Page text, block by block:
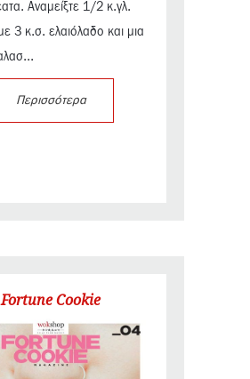
Αναμείξτε 1/2 κ.γλ.
3 κ.σ. ελαιόλαδο και μια
Περισσότερα
Fortune Cookie